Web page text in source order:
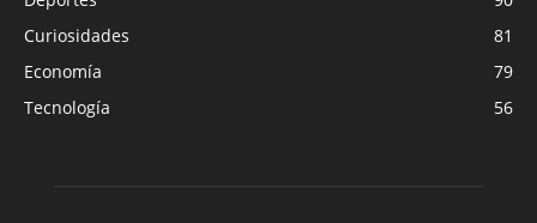
Curiosidades
81
Economía
79
Tecnología
56